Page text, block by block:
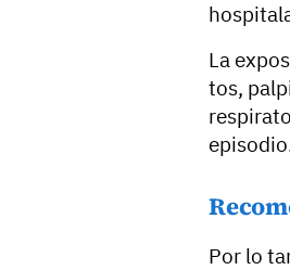
La
tos,
Por lo